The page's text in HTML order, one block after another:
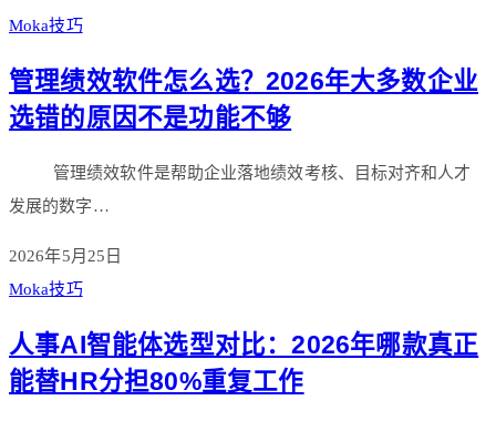
Moka技巧
管理绩效软件怎么选？2026年大多数企业
选错的原因不是功能不够
管理绩效软件是帮助企业落地绩效考核、目标对齐和人才
发展的数字…
2026年5月25日
Moka技巧
人事AI智能体选型对比：2026年哪款真正
能替HR分担80%重复工作